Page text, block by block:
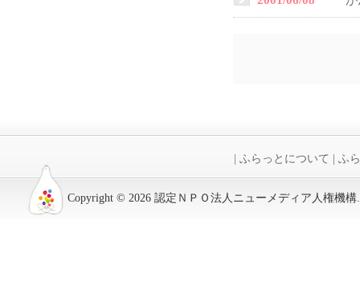
ふらっとについて ふ
Copyright © 2026 認定ＮＰＯ法人ニューメディア人権機構.